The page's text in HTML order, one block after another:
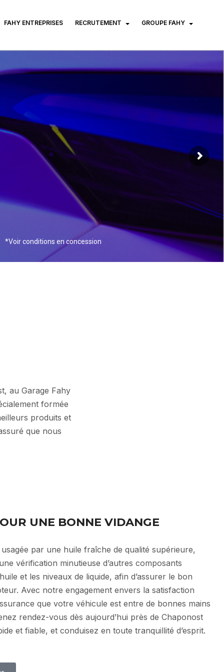
FAHY ENTREPRISES RECRUTEMENT GROUPE FAHY
*Voir conditions en concession
au Garage Fahy
formée
produits et
que nous
UNE BONNE VIDANGE
par une huile fraîche de qualité supérieure,
vérification minutieuse d’autres composants
et les niveaux de liquide, afin d’assurer le bon
Avec notre engagement envers la satisfaction
que votre véhicule est entre de bonnes mains
rendez-vous dès aujourd’hui près de Chaponost
et fiable, et conduisez en toute tranquillité d’esprit.